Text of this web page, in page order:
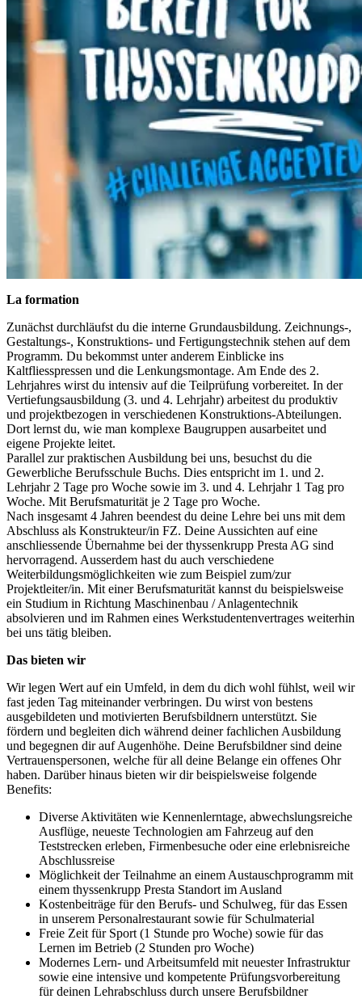
La formation
Zunächst durchläufst du die interne Grundausbildung. Zeichnungs-,
Gestaltungs-, Konstruktions- und Fertigungstechnik stehen auf dem
Programm. Du bekommst unter anderem Einblicke ins
Kaltfliesspressen und die Lenkungsmontage. Am Ende des 2.
Lehrjahres wirst du intensiv auf die Teilprüfung vorbereitet. In der
Vertiefungsausbildung (3. und 4. Lehrjahr) arbeitest du produktiv
und projektbezogen in verschiedenen Konstruktions-Abteilungen.
Dort lernst du, wie man komplexe Baugruppen ausarbeitet und
eigene Projekte leitet.
Parallel zur praktischen Ausbildung bei uns, besuchst du die
Gewerbliche Berufsschule Buchs. Dies entspricht im 1. und 2.
Lehrjahr 2 Tage pro Woche sowie im 3. und 4. Lehrjahr 1 Tag pro
Woche. Mit Berufsmaturität je 2 Tage pro Woche.
Nach insgesamt 4 Jahren beendest du deine Lehre bei uns mit dem
Abschluss als Konstrukteur/in FZ. Deine Aussichten auf eine
anschliessende Übernahme bei der thyssenkrupp Presta AG sind
hervorragend. Ausserdem hast du auch verschiedene
Weiterbildungsmöglichkeiten wie zum Beispiel zum/zur
Projektleiter/in. Mit einer Berufsmaturität kannst du beispielsweise
ein Studium in Richtung Maschinenbau / Anlagentechnik
absolvieren und im Rahmen eines Werkstudentenvertrages weiterhin
bei uns tätig bleiben.
Das bieten wir
Wir legen Wert auf ein Umfeld, in dem du dich wohl fühlst, weil wir
fast jeden Tag miteinander verbringen. Du wirst von bestens
ausgebildeten und motivierten Berufsbildnern unterstützt. Sie
fördern und begleiten dich während deiner fachlichen Ausbildung
und begegnen dir auf Augenhöhe. Deine Berufsbildner sind deine
Vertrauenspersonen, welche für all deine Belange ein offenes Ohr
haben. Darüber hinaus bieten wir dir beispielsweise folgende
Benefits:
Diverse Aktivitäten wie Kennenlerntage, abwechslungsreiche
Ausflüge, neueste Technologien am Fahrzeug auf den
Teststrecken erleben, Firmenbesuche oder eine erlebnisreiche
Abschlussreise
Möglichkeit der Teilnahme an einem Austauschprogramm mit
einem thyssenkrupp Presta Standort im Ausland
Kostenbeiträge für den Berufs- und Schulweg, für das Essen
in unserem Personalrestaurant sowie für Schulmaterial
Freie Zeit für Sport (1 Stunde pro Woche) sowie für das
Lernen im Betrieb (2 Stunden pro Woche)
Modernes Lern- und Arbeitsumfeld mit neuester Infrastruktur
sowie eine intensive und kompetente Prüfungsvorbereitung
für deinen Lehrabschluss durch unsere Berufsbildner